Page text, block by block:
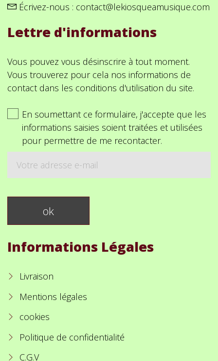
Écrivez-nous : contact@lekiosqueamusique.com
Lettre d'informations
Vous pouvez vous désinscrire à tout moment.
Vous trouverez pour cela nos informations de
contact dans les conditions d'utilisation du site.
En soumettant ce formulaire, j'accepte que les
informations saisies soient traitées et utilisées
pour permettre de me recontacter.
Informations Légales
Livraison
Mentions légales
cookies
Politique de confidentialité
C.G.V